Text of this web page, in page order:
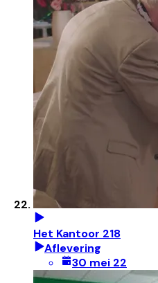
Het Kantoor 218
Aflevering
30 mei 22